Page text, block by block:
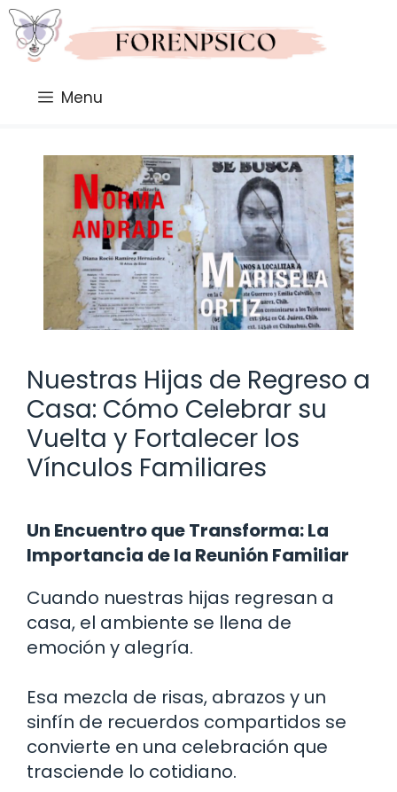
Saltar
al
contenido
Menu
Nuestras Hijas de Regreso a
Casa: Cómo Celebrar su
Vuelta y Fortalecer los
Vínculos Familiares
Un Encuentro que Transforma: La
Importancia de la Reunión Familiar
Cuando nuestras hijas regresan a
casa, el ambiente se llena de
emoción y alegría.
Esa mezcla de risas, abrazos y un
sinfín de recuerdos compartidos se
convierte en una celebración que
trasciende lo cotidiano.